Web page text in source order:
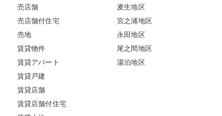
売店舗
売店舗付住宅
売地
賃貸物件
賃貸アパート
賃貸戸建
賃貸店舗
賃貸店舗付住宅
麦生地区
宮之浦地区
永田地区
尾之間地区
湯泊地区